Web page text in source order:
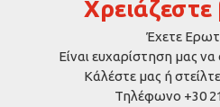
Χρειάζεστε
Έχετε
Είναι ευχαρίστηση μας
Κάλέστε μας ή
Τηλέφωνο +30